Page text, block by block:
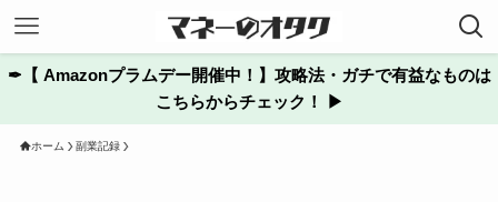
✒︎【 Amazonプラムデー開催中！】攻略法・ガチで有益なものは
こちらからチェック！ ▶
ホーム 副業記録